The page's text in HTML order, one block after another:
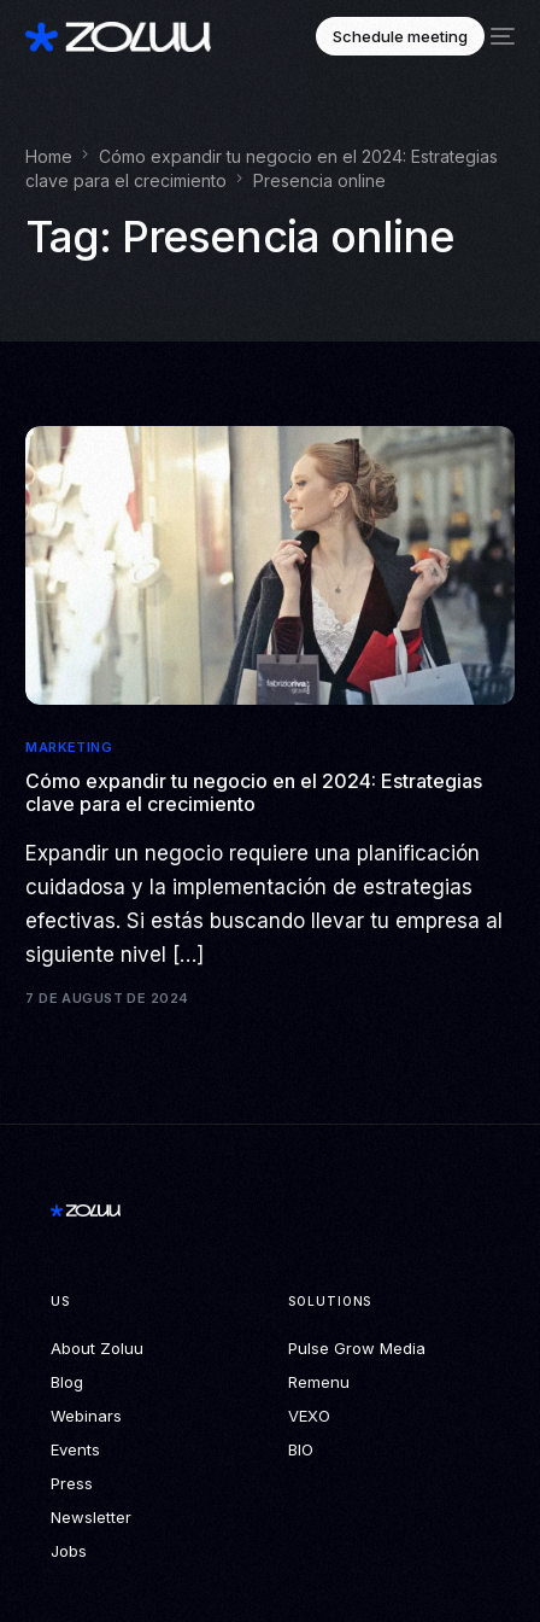
Schedule meeting
Home
Cómo expandir tu negocio en el 2024: Estrategias
clave para el crecimiento
Presencia online
Tag: Presencia online
MARKETING
Cómo expandir tu negocio en el 2024: Estrategias
clave para el crecimiento
Expandir un negocio requiere una planificación
cuidadosa y la implementación de estrategias
efectivas. Si estás buscando llevar tu empresa al
siguiente nivel […]
7 DE AUGUST DE 2024
US
About Zoluu
Blog
Webinars
Events
Press
Newsletter
Jobs
SOLUTIONS
Pulse Grow Media
Remenu
VEXO
BIO